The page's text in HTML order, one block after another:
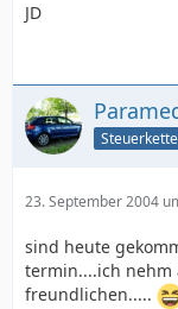
JD
23. September 2004
sind heute
termin....ich
freundlichen.....